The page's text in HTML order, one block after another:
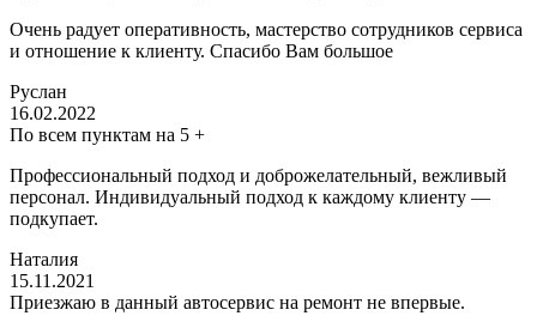
Очень радует оперативность, мастерство сотрудников сервиса
и отношение к клиенту. Спасибо Вам большое
Руслан
16.02.2022
По всем пунктам на 5 +
Профессиональный подход и доброжелательный, вежливый
персонал. Индивидуальный подход к каждому клиенту —
подкупает.
Наталия
15.11.2021
Приезжаю в данный автосервис на ремонт не впервые.